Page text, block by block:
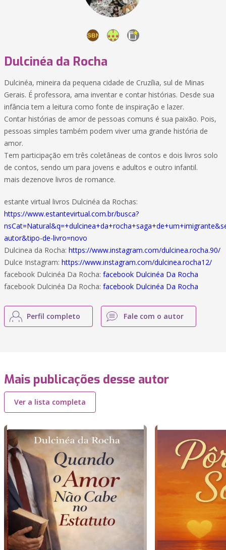
Dulcinéa da Rocha
Dulcinéa, mineira da pequena cidade de Cruzília, sul de Minas
Gerais. É professora, ama inventar e contar histórias. Desde sua
infância tem a leitura como fonte de inspiração e lazer.
Contar histórias de amor de pessoas comuns é sua paixão. Pois,
pessoas simples também podem viver uma grande história de
amor.
Tem participação em três coletâneas de contos e dois livros solo
de contos, sendo um para jovens e adultos e outro infantil.
mais dezenove livros de romance.
estante virtual livros Dulcinéa da Rochas:
https://www.estantevirtual.com.br/busca?
autor&tipo-de-livro=novo
Dulcinea da Rocha: https://www.instagram.com/dulcinea.rocha.90/
Dulce Instagram: https://www.instagram.com/dulcinea.rocha12/
facebook Dulcinéa Da Rocha: facebook Dulcinéa Da Rocha
facebook Dulcinéa Da Rocha: facebook Dulcinéa Da Rocha
Perfil completo Fale com o autor
Mais publicações desse autor
Ver a lista completa